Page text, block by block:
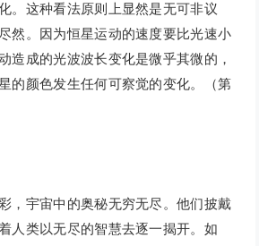
。这种看法原则上显然是无可非议
然。因为恒星运动的速度要比光速小
造成的光波波长变化是微乎其微的，
的颜色发生任何可察觉的变化。（第
，宇宙中的奥秘无穷无尽。他们披戴
人类以无尽的智慧去逐一揭开。如